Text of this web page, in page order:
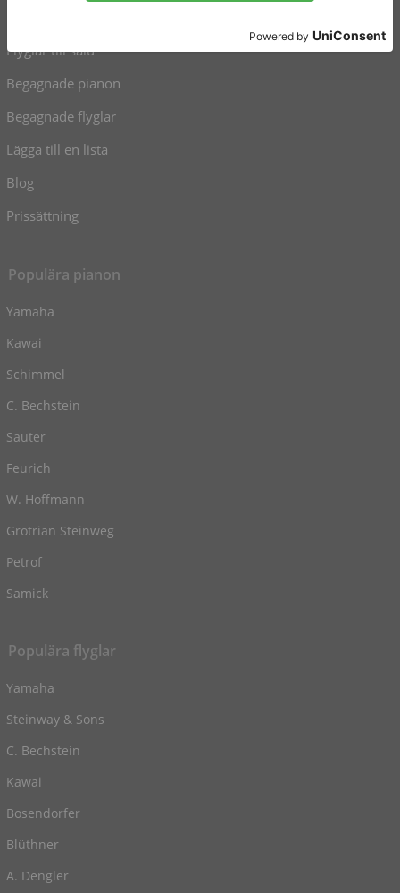
Upprätt pianon till salu
Flyglar till salu
Begagnade pianon
Begagnade flyglar
Lägga till en lista
Blog
Prissättning
Populära pianon
Yamaha
Kawai
Schimmel
C. Bechstein
Sauter
Feurich
W. Hoffmann
Grotrian Steinweg
Petrof
Samick
Populära flyglar
Yamaha
Steinway & Sons
C. Bechstein
Kawai
Bosendorfer
Blüthner
A. Dengler